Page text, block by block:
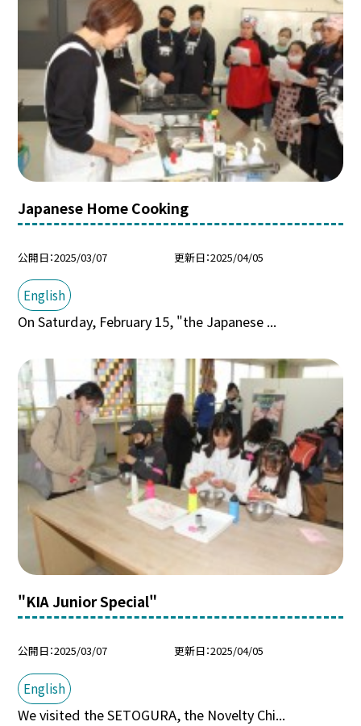
Japanese Home Cooking
公開日 2025/03/07 更新日 2025/04/05
English
On Saturday, February 15, "the Japanese ...
"KIA Junior Special"
公開日 2025/03/07 更新日 2025/04/05
English
We visited the SETOGURA, the Novelty Chi...